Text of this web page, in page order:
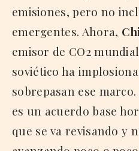
emisiones, pero no
emergentes. Ahora,
emisor de CO2
soviético ha
sobrepasan ese
es un acuerdo base
que se va revisando y